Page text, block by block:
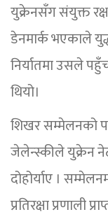
युक्रेनसँग संयुक्त
डेनमार्क भएकाले
निर्यातमा उसले
थियो।
शिखर सम्मेलनको
जेलेन्स्कीले युक्रेन
दोहोर्याए ।
प्रतिरक्षा प्रणाली